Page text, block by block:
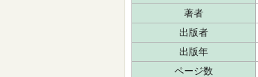
著者
出版者
出版年
ページ数